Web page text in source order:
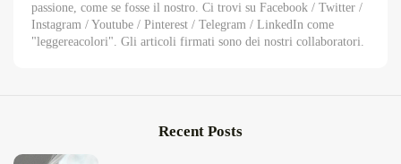
passione, come se fosse il nostro. Ci trovi su Facebook / Twitter /
Instagram / Youtube / Pinterest / Telegram / LinkedIn come
"leggereacolori". Gli articoli firmati sono dei nostri collaboratori.
Recent Posts